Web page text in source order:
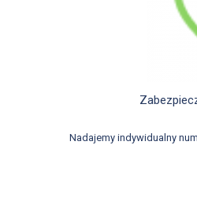
Nadajemy indywidualny